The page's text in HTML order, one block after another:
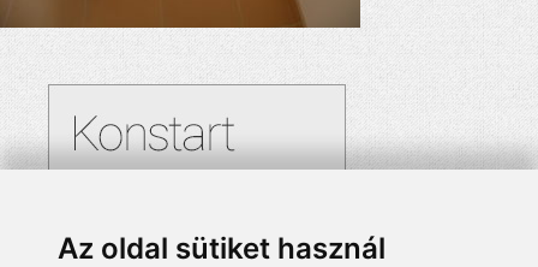
Az oldal sütiket használ